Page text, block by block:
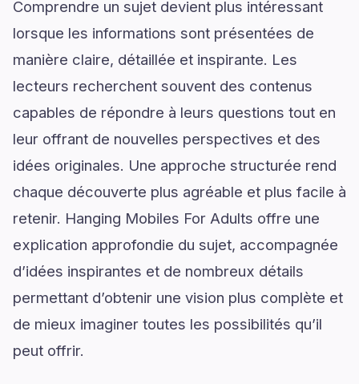
Comprendre un sujet devient plus intéressant
lorsque les informations sont présentées de
manière claire, détaillée et inspirante. Les
lecteurs recherchent souvent des contenus
capables de répondre à leurs questions tout en
leur offrant de nouvelles perspectives et des
idées originales. Une approche structurée rend
chaque découverte plus agréable et plus facile à
retenir. Hanging Mobiles For Adults offre une
explication approfondie du sujet, accompagnée
d’idées inspirantes et de nombreux détails
permettant d’obtenir une vision plus complète et
de mieux imaginer toutes les possibilités qu’il
peut offrir.